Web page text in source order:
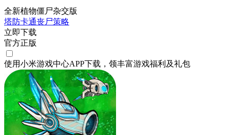
全新植物僵尸杂交版
塔防卡通丧尸策略
立即下载
官方正版
使用小米游戏中心APP下载 ，领丰富游戏福利 及礼包